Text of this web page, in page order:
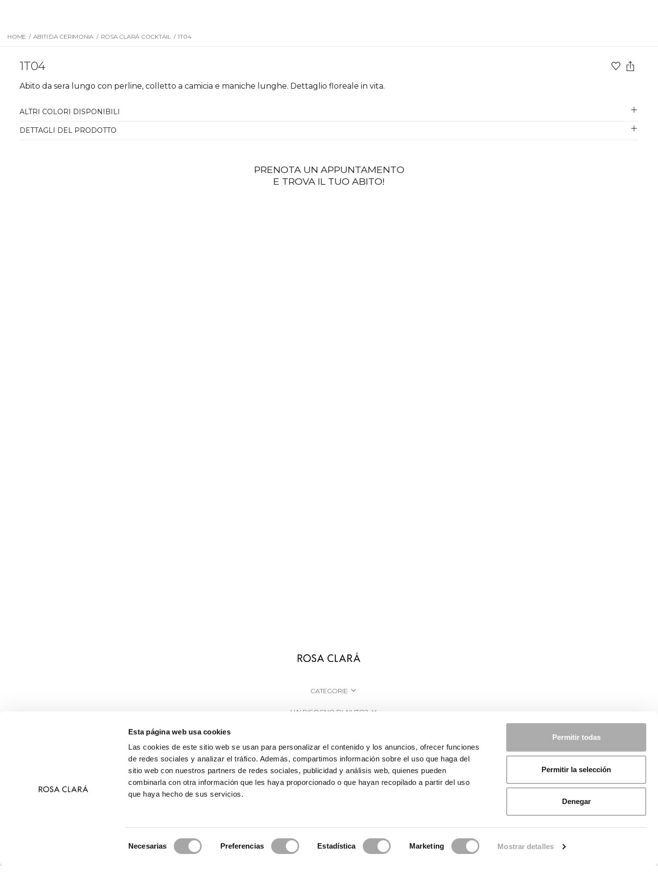
Esta página web usa cookies
Las cookies de este sitio web se usan para personalizar el contenido y los anuncios, ofrecer funciones
de redes sociales y analizar el tráfico. Además, compartimos información sobre el uso que haga del
sitio web con nuestros partners de redes sociales, publicidad y análisis web, quienes pueden
combinarla con otra información que les haya proporcionado o que hayan recopilado a partir del uso
que haya hecho de sus servicios.
Necesarias Preferencias Estadística Marketing Mostrar detalles
Permitir todas
Permitir la selección
Denegar
HOME / ABITI DA CERIMONIA / ROSA CLARÁ COCKTAIL / 1T04
1T04
Abito da sera lungo con perline, colletto a camicia e maniche lunghe. Dettaglio floreale in vita.
ALTRI COLORI DISPONIBILI
DETTAGLI DEL PRODOTTO
PRENOTA UN APPUNTAMENTO
E TROVA IL TUO ABITO!
CATEGORIE
HAI BISOGNO DI AIUTO?